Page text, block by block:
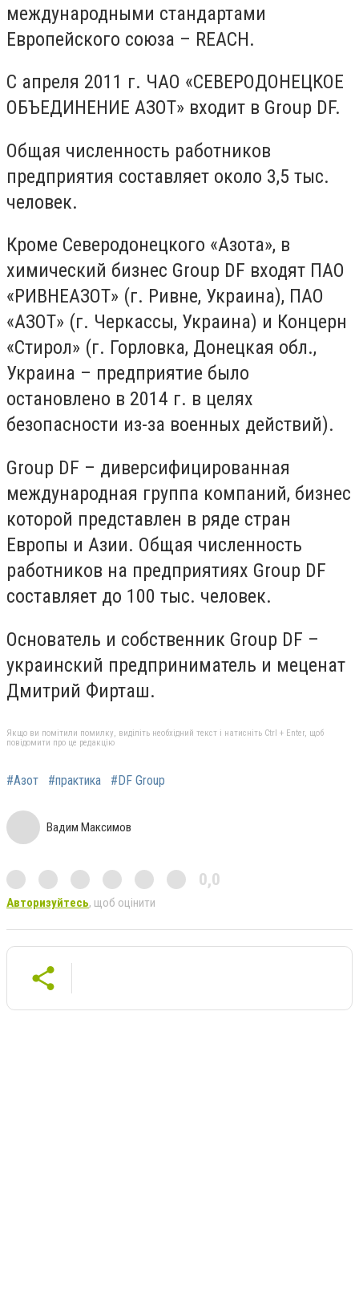
международными стандартами
Европейского союза – REACH.
С апреля 2011 г. ЧАО «СЕВЕРОДОНЕЦКОЕ
ОБЪЕДИНЕНИЕ АЗОТ» входит в Group DF.
Общая численность работников
предприятия составляет около 3,5 тыс.
человек.
Кроме Северодонецкого «Азота», в
химический бизнес Group DF входят ПАО
«РИВНЕАЗОТ» (г. Ривне, Украина), ПАО
«АЗОТ» (г. Черкассы, Украина) и Концерн
«Стирол» (г. Горловка, Донецкая обл.,
Украина – предприятие было
остановлено в 2014 г. в целях
безопасности из-за военных действий).
Group DF – диверсифицированная
международная группа компаний, бизнес
которой представлен в ряде стран
Европы и Азии. Общая численность
работников на предприятиях Group DF
составляет до 100 тыс. человек.
Основатель и собственник Group DF –
украинский предприниматель и меценат
Дмитрий Фирташ.
Якщо ви помітили помилку, виділіть необхідний текст і натисніть Ctrl + Enter, щоб
повідомити про це редакцію
#Азот #практика #DF Group
Вадим Максимов
0,0
Авторизуйтесь, щоб оцінити